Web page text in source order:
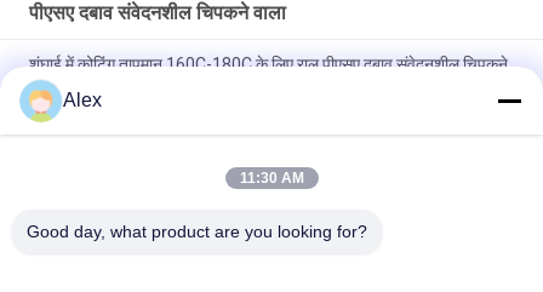
पीएसए दबाव संवेदनशील चिपकने वाला
शंघाई में कोटिंग तापमान 160C-180C के लिए राल पीएसए दबाव संवेदनशील चिपकने
वाला
गर्म पिघल पीएसए वर्गीकरण कागज लेबल लेबलिंग आवश्यकताओं के लिए दबाव
Alex
11:30 AM
Good day, what product are you looking for?